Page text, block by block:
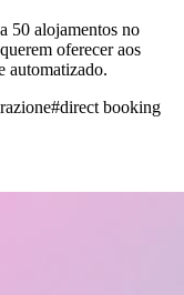
50 alojamentos no
oferecer aos
automatizado.
#direct booking